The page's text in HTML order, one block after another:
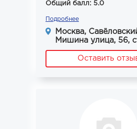
Общий балл: 5.0
Подробнее
Москва,
Мишина улица, 56,
Оставить